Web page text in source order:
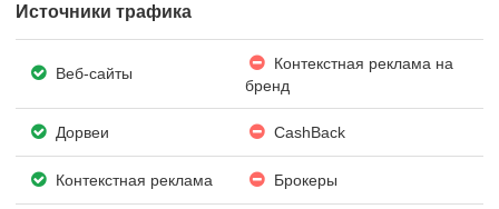
Источники трафика
Веб-сайты
Контекстная реклама на
бренд
Дорвеи CashBack
Контекстная реклама Брокеры